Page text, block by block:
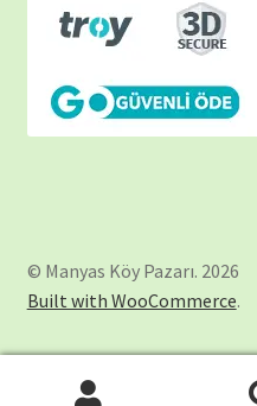
© Manyas Köy Pazarı. 2026
Built with WooCommerce.